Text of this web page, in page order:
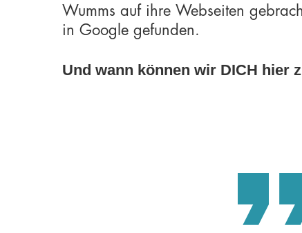
Wumms auf ihre Webseiten
in Google gefunden.
Und wann können wir DICH hier